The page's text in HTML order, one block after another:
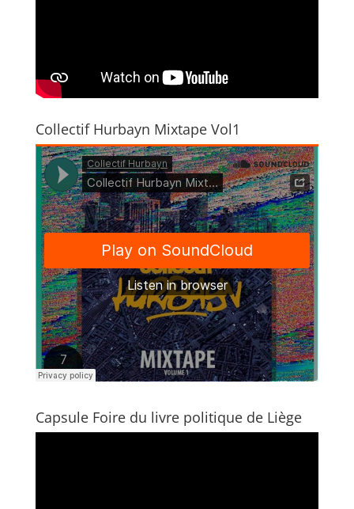
Collectif Hurbayn Mixtape Vol1
Capsule Foire du livre politique de Liège